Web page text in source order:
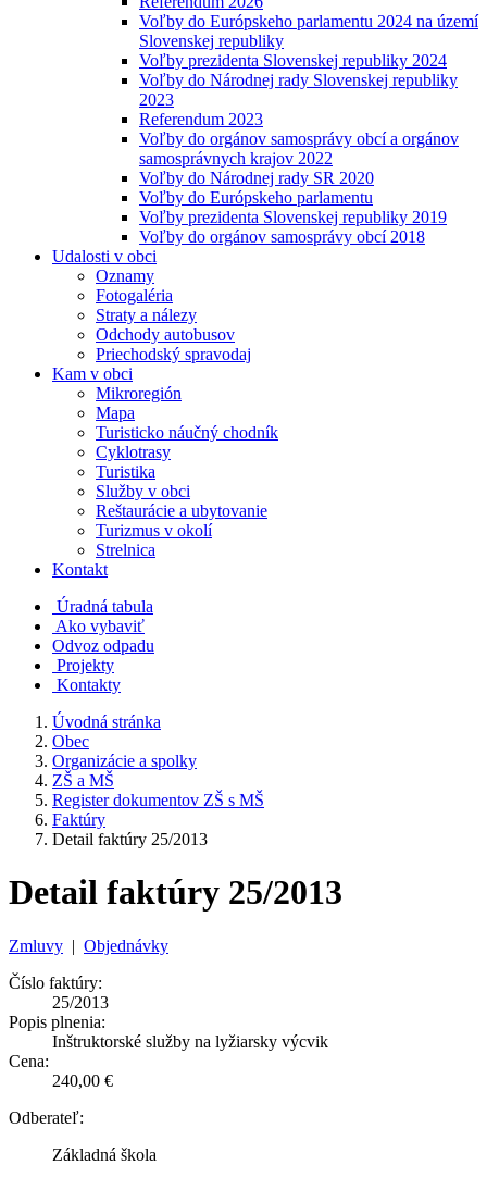
Voľby do Európskeho parlamentu 2024 na území
Slovenskej republiky
Voľby prezidenta Slovenskej republiky 2024
Voľby do Národnej rady Slovenskej republiky
2023
Referendum 2023
Voľby do orgánov samosprávy obcí a orgánov
samosprávnych krajov 2022
Voľby do Národnej rady SR 2020
Voľby do Európskeho parlamentu
Voľby prezidenta Slovenskej republiky 2019
Voľby do orgánov samosprávy obcí 2018
Udalosti v obci
Oznamy
Fotogaléria
Straty a nálezy
Odchody autobusov
Priechodský spravodaj
Kam v obci
Mikroregión
Mapa
Turisticko náučný chodník
Cyklotrasy
Turistika
Služby v obci
Reštaurácie a ubytovanie
Turizmus v okolí
Strelnica
Kontakt
Úradná tabula
Ako vybaviť
Odvoz odpadu
Projekty
Kontakty
Úvodná stránka
Obec
Organizácie a spolky
ZŠ a MŠ
Register dokumentov ZŠ s MŠ
Faktúry
Detail faktúry 25/2013
Detail faktúry 25/2013
Zmluvy | Objednávky
Číslo faktúry:
25/2013
Popis plnenia:
Inštruktorské služby na lyžiarsky výcvik
Cena:
240,00 €
Odberateľ:
Základná škola